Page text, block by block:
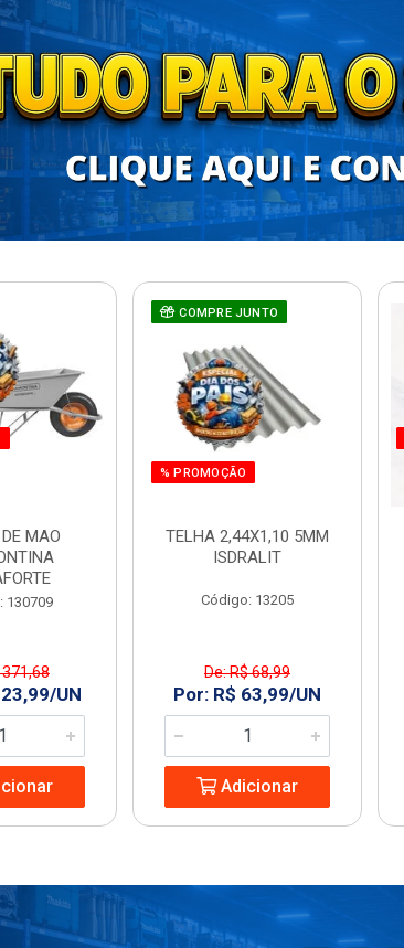
MAO
130709
371,68
UN
COMPRE JUNTO
% PROMOÇÃO
TELHA 2,44X1,10 5MM
ISDRALIT
Código: 13205
De: R$ 68,99
Por: R$ 63,99/UN
Adicionar